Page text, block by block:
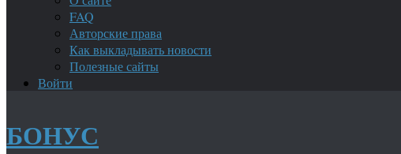
FAQ
Авторские права
Как выкладывать новости
Полезные сайты
Войти
БОНУС